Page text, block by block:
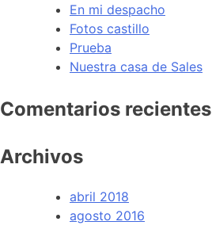
En mi despacho
Fotos castillo
Prueba
Nuestra casa de Sales
Comentarios recientes
Archivos
abril 2018
agosto 2016